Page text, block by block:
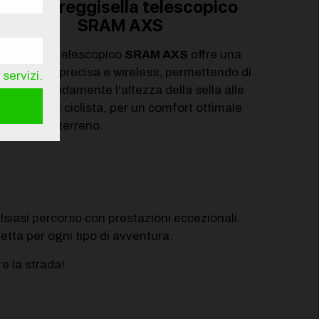
Sella e reggisella telescopico
SRAM AXS
reggisella telescopico SRAM AXS offre una
precisa e wireless, permettendo di
rapidamente l'altezza della sella alle
del ciclista, per un comfort ottimale
qualsiasi terreno.
percorso con prestazioni eccezionali.
per ogni tipo di avventura.
la strada!